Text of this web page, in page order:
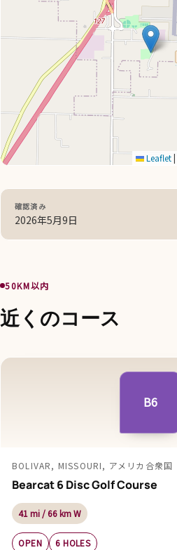
Leaflet
確認済み
2026年5月9日
50KM以内
近くのコース
B6
BOLIVAR, MISSOURI, アメリカ合衆国
Bearcat 6 Disc Golf Course
41 mi / 66 km W
OPEN 6 HOLES